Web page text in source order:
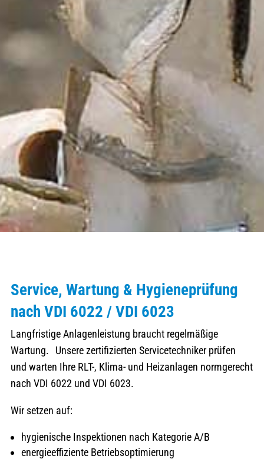
Service, Wartung & Hygieneprüfung
nach VDI 6022 / VDI 6023
Langfristige Anlagenleistung braucht regelmäßige
Wartung. Unsere zertifizierten Servicetechniker prüfen
und warten Ihre RLT-, Klima- und Heizanlagen normgerecht
nach VDI 6022 und VDI 6023.
Wir setzen auf:
hygienische Inspektionen nach Kategorie A/B
energieeffiziente Betriebsoptimierung